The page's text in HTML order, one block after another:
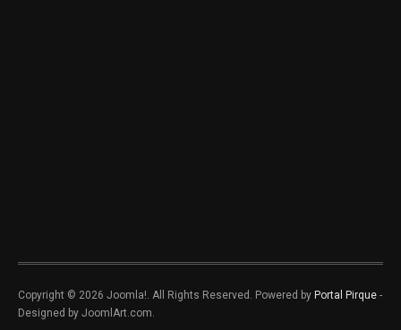
Copyright © 2026 Joomla!. All Rights Reserved. Powered by Portal Pirque -
Designed by JoomlArt.com.